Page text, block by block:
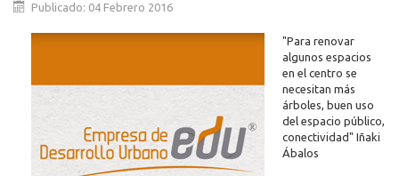
Publicado: 04 Febrero 2016
"Para renovar
algunos espacios
en el centro se
necesitan más
árboles, buen uso
del espacio público,
conectividad" Iñaki
Ábalos